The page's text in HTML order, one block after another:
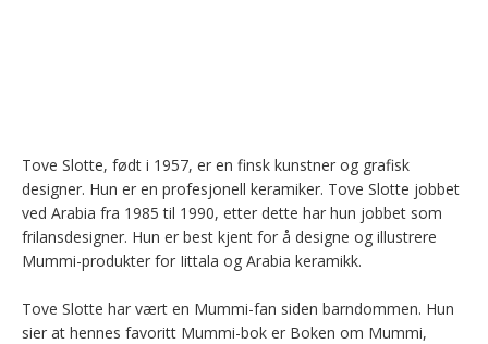
Tove Slotte, født i 1957, er en finsk kunstner og grafisk
designer. Hun er en profesjonell keramiker. Tove Slotte jobbet
ved Arabia fra 1985 til 1990, etter dette har hun jobbet som
frilansdesigner. Hun er best kjent for å designe og illustrere
Mummi-produkter for Iittala og Arabia keramikk.
Tove Slotte har vært en Mummi-fan siden barndommen. Hun
sier at hennes favoritt Mummi-bok er Boken om Mummi,